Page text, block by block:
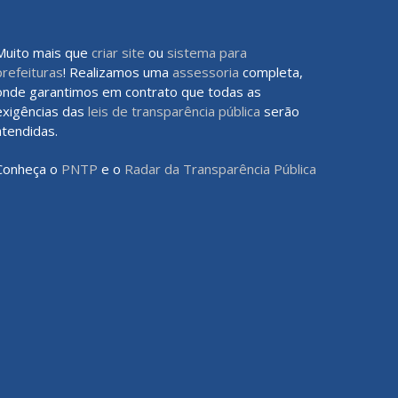
mais que criar site ou sistema para
! Realizamos uma assessoria completa,
garantimos em contrato que todas as
das leis de transparência pública serão
o PNTP e o Radar da Transparência Pública